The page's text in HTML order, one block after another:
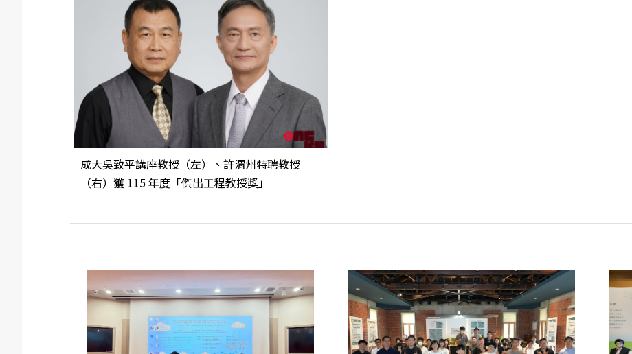
成大吳致平講座教授（左）、許渭州特聘教授
（右）獲 115 年度「傑出工程教授獎」